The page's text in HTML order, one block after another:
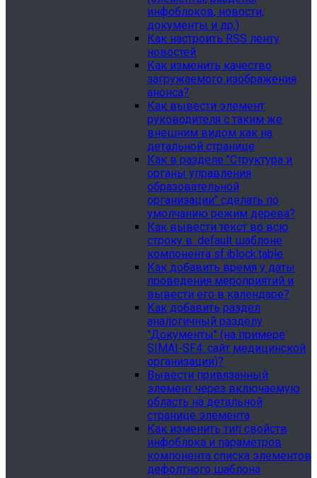
инфоблоков, новости,
документы и др.)
Как настроить RSS ленту
новостей
Как изменить качество
загружаемого изображения
анонса?
Как вывести элемент
руководителя с таким же
внешним видом как на
детальной странице
Как в разделе "Структура и
органы управления
образовательной
организации" сделать по
умолчанию режим дерева?
Как вывести текст во всю
строку в .default шаблоне
компонента sf.iblock.table
Как добавить время у даты
проведения мероприятий и
вывести его в календаре?
Как добавить раздел
аналогичный разделу
"Документы" (на примере
SIMAI-SF4: сайт медицинской
организации)?
Вывести привязанный
элемент через включаемую
область на детальной
странице элемента
Как изменить тип свойств
инфоблока и параметров
компонента списка элементов
дефолтного шаблона